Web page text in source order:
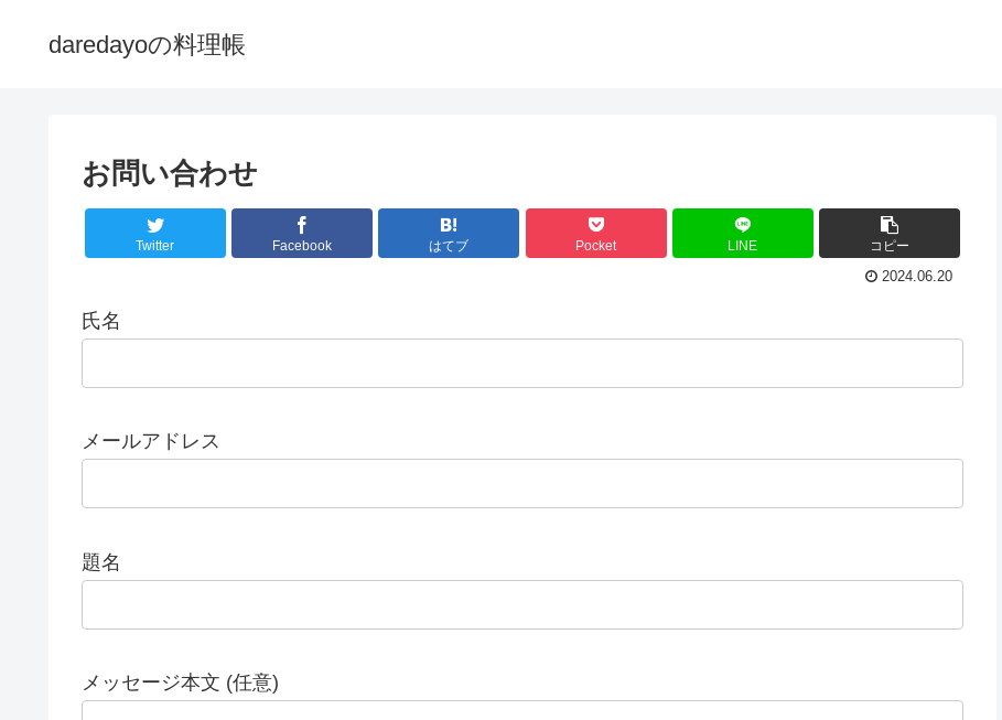
daredayoの料理帳
お問い合わせ
Twitter Facebook はてブ Pocket LINE コピー
2024.06.20
氏名
メールアドレス
題名
メッセージ本文 (任意)